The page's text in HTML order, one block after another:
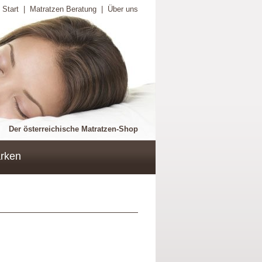
Start Matratzen Beratung Über uns
Der österreichische Matratzen-Shop